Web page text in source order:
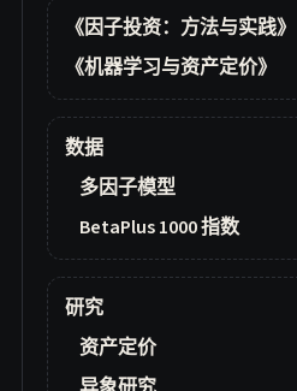
《因子投资：方法与实践》
《机器学习与资产定价》
数据
多因子模型
BetaPlus 1000 指数
研究
资产定价